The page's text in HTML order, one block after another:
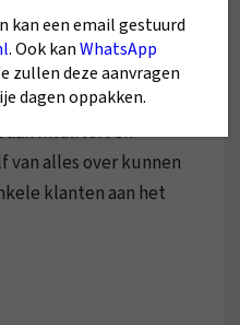
aan kwaliteit en
van alles over kunnen
klanten aan het
kan een email gestuurd
. Ook kanWhatsApp
zullen deze aanvragen
dagen oppakken.